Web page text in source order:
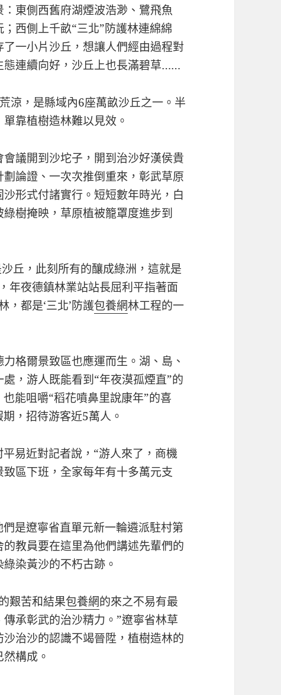
東側西舊府湖煙波浩渺、鷺飛魚
西側上千畝“三北”防護林連綿綿
一小片沙丘，想讓人們經由過程對
態連續向好，沙丘上也長滿碧草……
涼，是縣域內6座萬畝沙丘之一。半
靠植樹造林難以見效。
議開到沙坨子，開到治沙好漢侯貴
論證、一次次推倒重來，彰武草原
形式付諸實行。短短數年時光，白
樹掩映，草原植被籠罩度進步到
丘，此刻所有的釀成綠洲，這就是
年夜德鎮林業站站長屈利平指著面
，都是‘三北’防護包養網林工程的一
格爾景致區也應運而生。湖、島、
，游人既能看到“年夜漠孤煙直”的
能咀嚼“稻花噴鼻里說康年”的喜
，招待游客近5萬人。
易近對記者說，“游人來了，商機
區下班，全家每年有十多萬元支
是遼寧省直單元新一輪遴派駐村第
教員要在這里為他們講述先輩們的
染黃沙的不朽古跡。
艱苦和結果包養網的來之不易有最
承彰武的治沙精力。”遼寧省林草
治沙的認識不竭晉陞，植樹造林的
構成。